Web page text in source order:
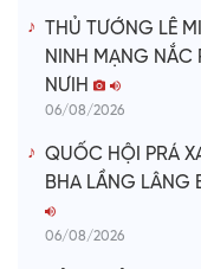
THỦ TƯỚNG LÊ
NINH MẠNG NẮC
NƯIH
06/08/2026
QUỐC HỘI PRÁ
BHA LẦNG LÂNG
06/08/2026